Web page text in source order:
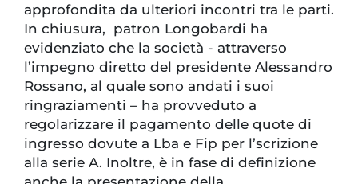
approfondita da ulteriori incontri tra le parti.
In chiusura, patron Longobardi ha
evidenziato che la società - attraverso
l’impegno diretto del presidente Alessandro
Rossano, al quale sono andati i suoi
ringraziamenti – ha provveduto a
regolarizzare il pagamento delle quote di
ingresso dovute a Lba e Fip per l’scrizione
alla serie A. Inoltre, è in fase di definizione